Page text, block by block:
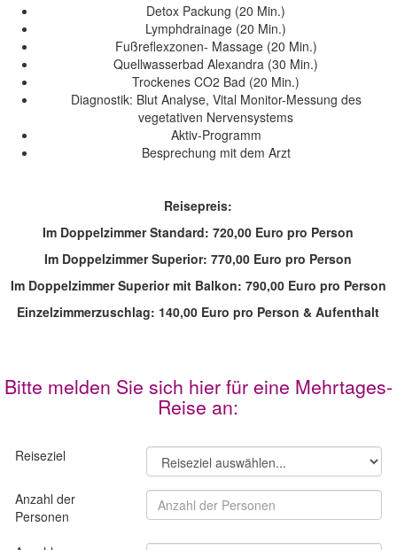
Detox Packung (20 Min.)
Lymphdrainage (20 Min.)
Fußreflexzonen- Massage (20 Min.)
Quellwasserbad Alexandra (30 Min.)
Trockenes CO2 Bad (20 Min.)
Diagnostik: Blut Analyse, Vital Monitor-Messung des
vegetativen Nervensystems
Aktiv-Programm
Besprechung mit dem Arzt
Reisepreis:
Im Doppelzimmer Standard: 720,00 Euro pro Person
Im Doppelzimmer Superior: 770,00 Euro pro Person
Im Doppelzimmer Superior mit Balkon: 790,00 Euro pro Person
Einzelzimmerzuschlag: 140,00 Euro pro Person & Aufenthalt​
Bitte melden Sie sich hier für eine Mehrtages-
Reise an: